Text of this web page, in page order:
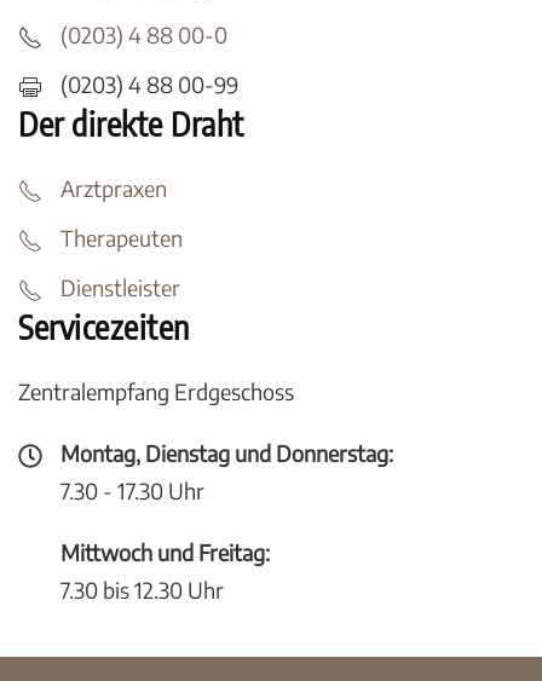
(0203) 4 88 00-0
(0203) 4 88 00-99
Der direkte Draht
Arztpraxen
Therapeuten
Dienstleister
Servicezeiten
Zentralempfang Erdgeschoss
Montag, Dienstag und Donnerstag:
7.30 - 17.30 Uhr
Mittwoch und Freitag:
7.30 bis 12.30 Uhr